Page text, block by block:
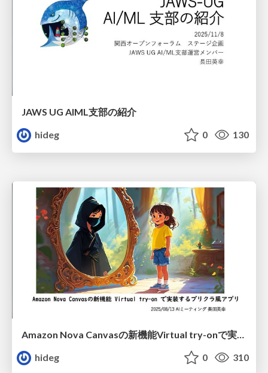
JAWS UG AIML支部の紹介
hideg
0 130
Amazon Nova Canvasの新機能Virtual try-onで実装するプリクラ風アプリ
hideg
0 310